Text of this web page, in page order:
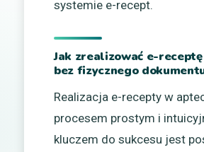
systemie e-recept.
Jak zrealizować e-
bez fizycznego
Realizacja e-recepty w
procesem prostym i
kluczem do sukcesu jest